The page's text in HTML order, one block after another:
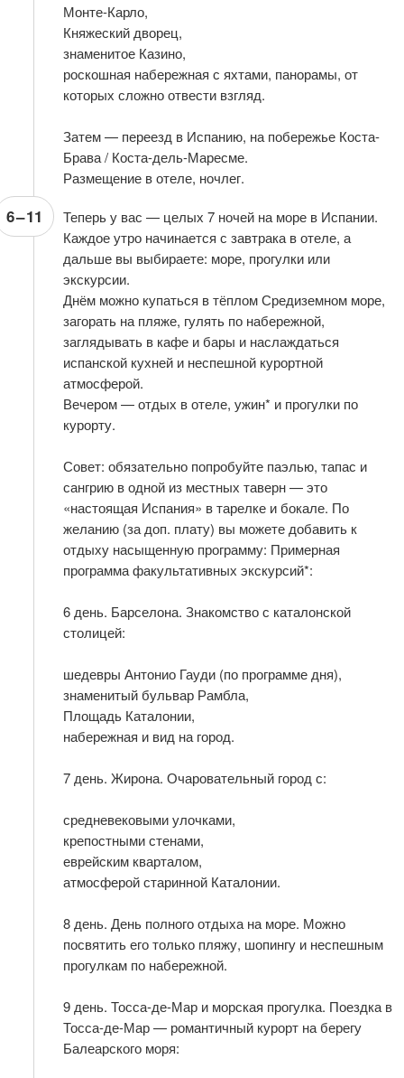
Монте-Карло,
Княжеский дворец,
знаменитое Казино,
роскошная набережная с яхтами, панорамы, от
которых сложно отвести взгляд.
Затем — переезд в Испанию, на побережье Коста-
Брава / Коста-дель-Маресме.
Размещение в отеле, ночлег.
6–11
Теперь у вас — целых 7 ночей на море в Испании.
Каждое утро начинается с завтрака в отеле, а
дальше вы выбираете: море, прогулки или
экскурсии.
Днём можно купаться в тёплом Средиземном море,
загорать на пляже, гулять по набережной,
заглядывать в кафе и бары и наслаждаться
испанской кухней и неспешной курортной
атмосферой.
Вечером — отдых в отеле, ужин* и прогулки по
курорту.
Совет: обязательно попробуйте паэлью, тапас и
сангрию в одной из местных таверн — это
«настоящая Испания» в тарелке и бокале. По
желанию (за доп. плату) вы можете добавить к
отдыху насыщенную программу: Примерная
программа факультативных экскурсий*:
6 день. Барселона. Знакомство с каталонской
столицей:
шедевры Антонио Гауди (по программе дня),
знаменитый бульвар Рамбла,
Площадь Каталонии,
набережная и вид на город.
7 день. Жирона. Очаровательный город с:
средневековыми улочками,
крепостными стенами,
еврейским кварталом,
атмосферой старинной Каталонии.
8 день. День полного отдыха на море. Можно
посвятить его только пляжу, шопингу и неспешным
прогулкам по набережной.
9 день. Тосса-де-Мар и морская прогулка. Поездка в
Тосса-де-Мар — романтичный курорт на берегу
Балеарского моря: